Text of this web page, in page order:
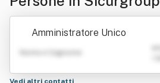
Amministratore Unico
Nome e Cognome
Vedi altri contatti